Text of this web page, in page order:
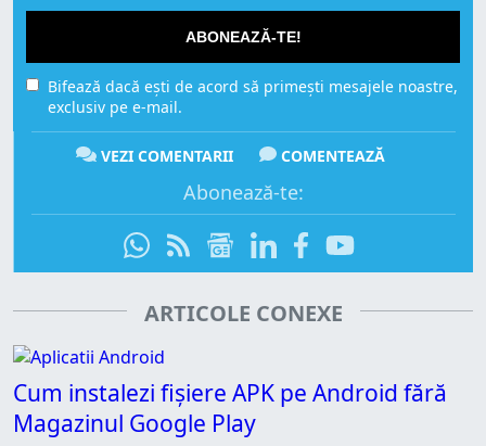
ABONEAZĂ-TE!
Bifează dacă ești de acord să primești mesajele noastre,
exclusiv pe e-mail.
VEZI COMENTARII COMENTEAZĂ
Abonează-te:
ARTICOLE CONEXE
Cum instalezi fișiere APK pe Android fără
Magazinul Google Play